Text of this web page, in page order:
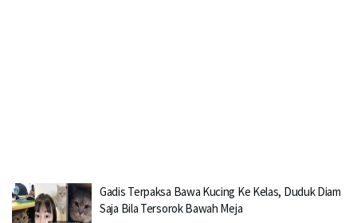
Gadis Terpaksa Bawa Kucing Ke Kelas, Duduk Diam
Saja Bila Tersorok Bawah Meja